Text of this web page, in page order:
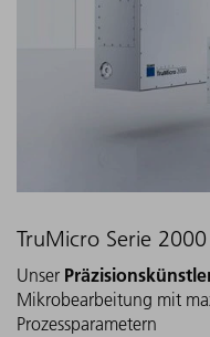
TruMicro Serie 2000
Unser
Mikrobearbeitung mit
Prozessparametern